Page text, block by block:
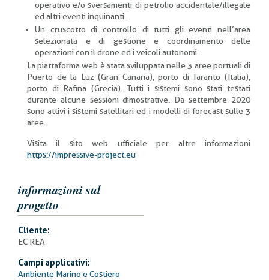
operativo e/o sversamenti di petrolio accidentale/illegale
ed altri eventi inquinanti.
Un cruscotto di controllo di tutti gli eventi nell’area
selezionata e di gestione e coordinamento delle
operazioni con il drone ed i veicoli autonomi.
La piattaforma web è stata sviluppata nelle 3 aree portuali di
Puerto de la Luz (Gran Canaria), porto di Taranto (Italia),
porto di Rafina (Grecia). Tutti i sistemi sono stati testati
durante alcune sessioni dimostrative. Da settembre 2020
sono attivi i sistemi satellitari ed i modelli di forecast sulle 3
aree.
Visita il sito web ufficiale per altre informazioni
https://impressive-project.eu
informazioni sul
progetto
Cliente:
EC REA
Campi applicativi:
Ambiente Marino e Costiero